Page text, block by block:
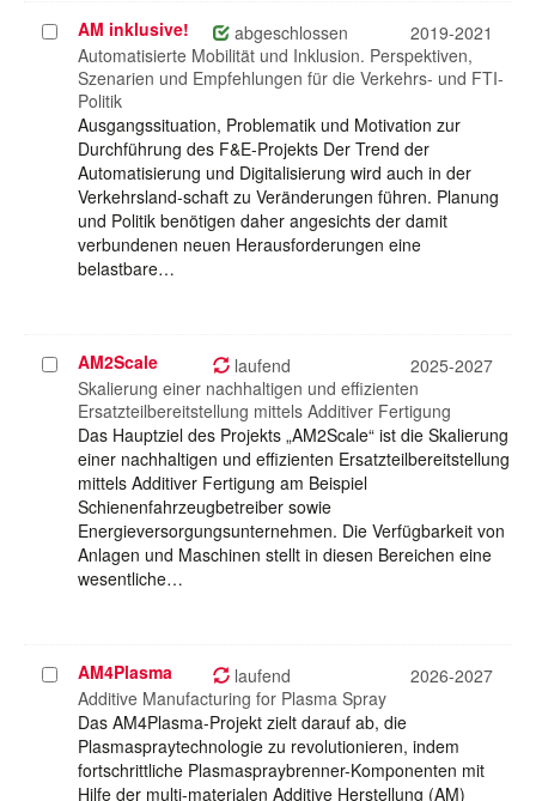
Projekt
auswählen
AM inklusive! abgeschlossen
2019-2021
Automatisierte Mobilität und Inklusion. Perspektiven,
Szenarien und Empfehlungen für die Verkehrs- und FTI-
Politik
Ausgangssituation, Problematik und Motivation zur
Durchführung des F&E-Projekts Der Trend der
Automatisierung und Digitalisierung wird auch in der
Verkehrsland-schaft zu Veränderungen führen. Planung
und Politik benötigen daher angesichts der damit
verbundenen neuen Herausforderungen eine
belastbare…
Projekt
auswählen
AM2Scale laufend
2025-2027
Skalierung einer nachhaltigen und effizienten
Ersatzteilbereitstellung mittels Additiver Fertigung
Das Hauptziel des Projekts „AM2Scale“ ist die Skalierung
einer nachhaltigen und effizienten Ersatzteilbereitstellung
mittels Additiver Fertigung am Beispiel
Schienenfahrzeugbetreiber sowie
Energieversorgungsunternehmen. Die Verfügbarkeit von
Anlagen und Maschinen stellt in diesen Bereichen eine
wesentliche…
Projekt
auswählen
AM4Plasma laufend
2026-2027
Additive Manufacturing for Plasma Spray
Das AM4Plasma-Projekt zielt darauf ab, die
Plasmaspraytechnologie zu revolutionieren, indem
fortschrittliche Plasmaspraybrenner-Komponenten mit
Hilfe der multi-materialen Additive Herstellung (AM)